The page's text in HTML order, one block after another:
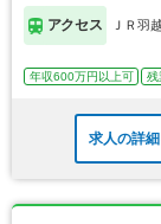
アクセス ＪＲ羽
年収600万円以上可 残
求人の詳